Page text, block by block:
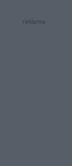
reklama